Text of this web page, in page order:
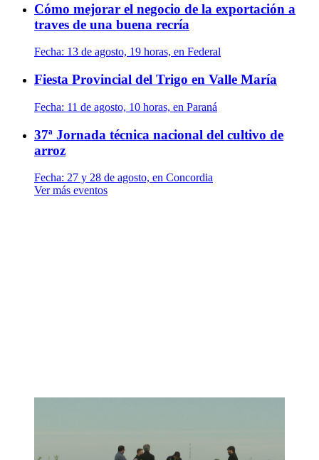
Cómo mejorar el negocio de la exportación a
traves de una buena recría
Fecha: 13 de agosto, 19 horas, en Federal
Fiesta Provincial del Trigo en Valle María
Fecha: 11 de agosto, 10 horas, en Paraná
37ª Jornada técnica nacional del cultivo de
arroz
Fecha: 27 y 28 de agosto, en Concordia
Ver más eventos